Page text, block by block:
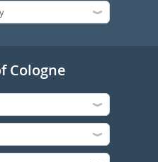
Cologne